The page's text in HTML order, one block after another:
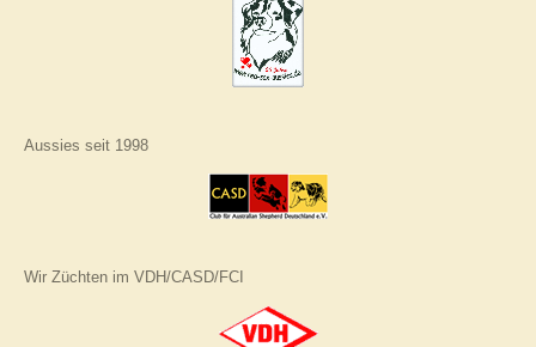
Aussies seit 1998
Wir Züchten im VDH/CASD/FCI